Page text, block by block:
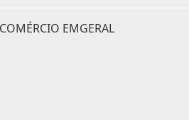
EMGERAL